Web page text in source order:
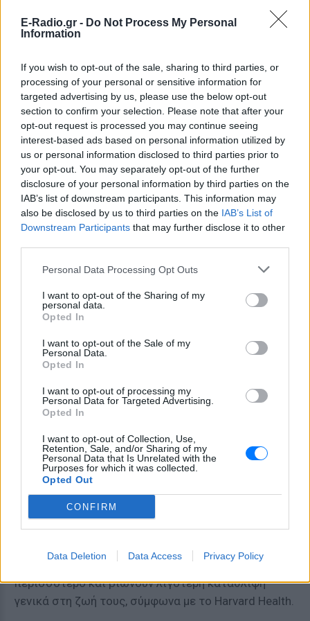
E-Radio.gr - Do Not Process My Personal
Information
If you wish to opt-out of the sale, sharing to third parties, or
processing of your personal or sensitive information for
targeted advertising by us, please use the below opt-out
section to confirm your selection. Please note that after your
opt-out request is processed you may continue seeing
interest-based ads based on personal information utilized by
us or personal information disclosed to third parties prior to
your opt-out. You may separately opt-out of the further
disclosure of your personal information by third parties on the
IAB’s list of downstream participants. This information may
also be disclosed by us to third parties on the IAB’s List of
Downstream Participants that may further disclose it to other
Personal Data Processing Opt Outs
I want to opt-out of the Sharing of my
personal data.
Opted In
I want to opt-out of the Sale of my
Personal Data.
Opted In
I want to opt-out of processing my
Personal Data for Targeted Advertising.
Opted In
I want to opt-out of Collection, Use,
Retention, Sale, and/or Sharing of my
Personal Data that Is Unrelated with the
Purposes for which it was collected.
Opted Out
CONFIRM
Data Deletion Data Access Privacy Policy
πραγματικότητα να είναι μια άμεση τοξίνη στον
καρδιακό μυ και να οδηγήσει σε καρδιακή
καρδιά.Επιπλέον, αυξάνει τα επίπεδα σακχάρου στο
αίμα και προκαλεί αύξηση βάρους. Η αποφυγή του
υπερβολικού αλκοόλ μπορεί να προσθέσει
τουλάχιστον αρκετά χρόνια στη ζωή σου,
μειώνοντας τον κίνδυνο για διαβήτη,
καρδιαγγειακές παθήσεις, καρκίνο και άλλες
χρόνιες ασθένειες, σύμφωνα με τα αποτελέσματα
μιας μελέτης του 2020.
Όχι στο κάπνισμα
κινδύνου που αυξάνει την πιθανότητα πολλαπλών
καρκίνων (όχι μόνο του καρκίνου του πνεύμονα αλλά
και άλλων, όπως ο καρκίνος του μαστού). Ακόμα,
αυξάνει τον κίνδυνο καρδιακών παθήσεων,
εγκεφαλικού και άλλων καταστάσεων που
συντομεύουν τη ζωή των ανθρώπων. Εάν είσαι,
δεν είναι ποτέ αργά να το κόψεις για να
παρατείνεις τη ζωή σου.
Ισχυροί δεσμοί σχέσεων
Το να έχουμε στενές, θετικές σχέσεις προσθέτει
ευτυχία και άνεση στη ζωή μας και μειώνει το
άγχος, λένε οι ειδικοί. Μελέτες, ακόμα, έχουν δείξει
ότι οι άνθρωποι που έχουν ικανοποιητικές σχέσεις
με την οικογένεια, τους φίλους και τον περίγυρο
τους, έχουν λιγότερα προβλήματα υγείας, ζουν
περισσότερο και βιώνουν λιγότερη κατάθλιψη
γενικά στη ζωή τους, σύμφωνα με το Harvard Health.